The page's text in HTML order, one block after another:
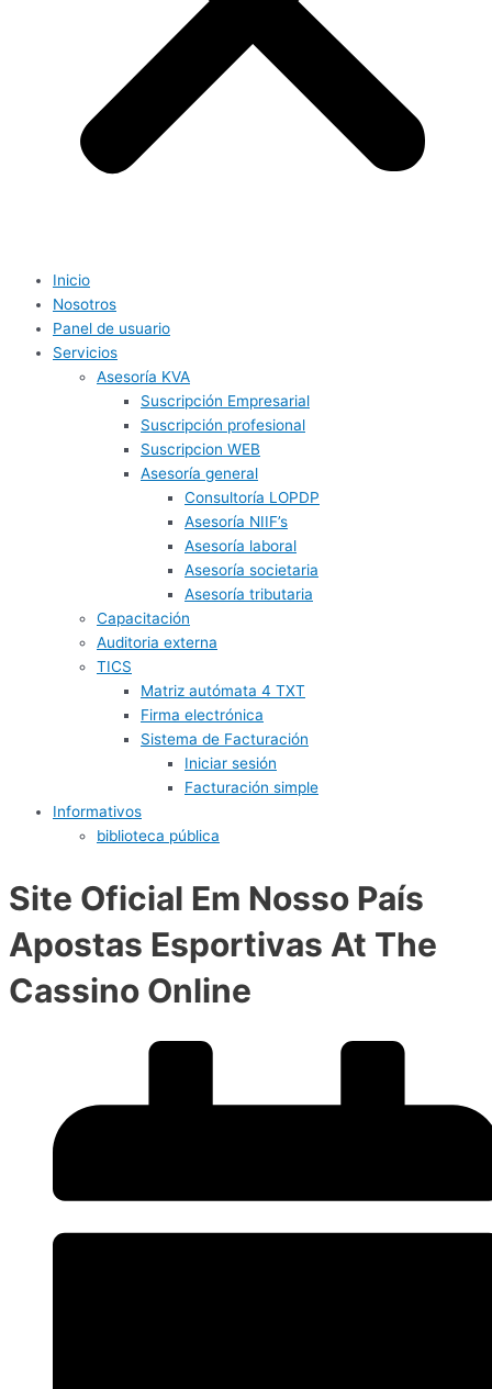
Inicio
Nosotros
Panel de usuario
Servicios
Asesoría KVA
Suscripción Empresarial
Suscripción profesional
Suscripcion WEB
Asesoría general
Consultoría LOPDP
Asesoría NIIF’s
Asesoría laboral
Asesoría societaria
Asesoría tributaria
Capacitación
Auditoria externa
TICS
Matriz autómata 4 TXT
Firma electrónica
Sistema de Facturación
Iniciar sesión
Facturación simple
Informativos
biblioteca pública
Site Oficial Em Nosso País
Apostas Esportivas At The
Cassino Online